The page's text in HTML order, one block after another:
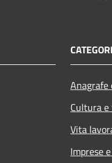
Cultura
Vita
Imprese